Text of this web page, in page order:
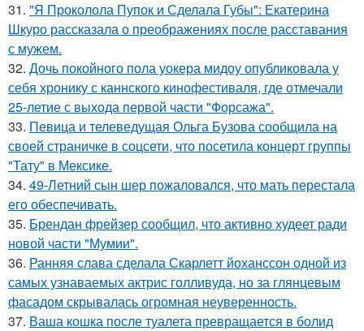
31. "Я Проколола Пупок и Сделала Губы": Екатерина
Шкуро рассказала о преображениях после расставания
с мужем.
32. Дочь покойного пола уокера мидоу опубликовала у
себя хронику с каннского кинофестиваля, где отмечали
25-летие с выхода первой части "Форсажа".
33. Певица и телеведущая Ольга Бузова сообщила на
своей страничке в соцсети, что посетила концерт группы
"Тату" в Мексике.
34. 49-Летний сын шер пожаловался, что мать перестала
его обеспечивать.
35. Брендан фрейзер сообщил, что активно худеет ради
новой части "Мумии".
36. Ранняя слава сделала Скарлетт йоханссон одной из
самых узнаваемых актрис голливуда, но за глянцевым
фасадом скрывалась огромная неуверенность.
37. Ваша кошка после туалета превращается в болид